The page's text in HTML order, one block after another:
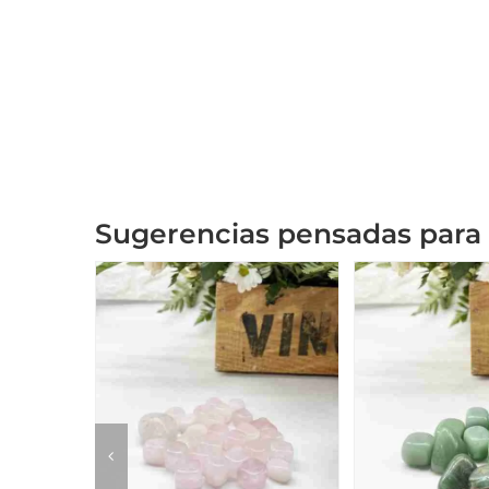
Sugerencias pensadas